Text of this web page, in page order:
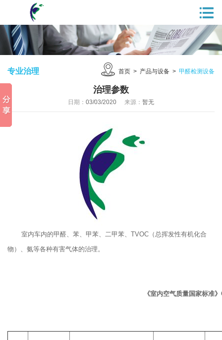
专业治理 首页 > 产品与设备 > 甲醛检测设备
治理参数
日期： 03/03/2020 来源： 暂无
室内车内的甲醛、苯、甲苯、二甲苯、TVOC（总挥发性有机化合
物）、氨等各种有害气体的治理。
《室内空气质量国家标准